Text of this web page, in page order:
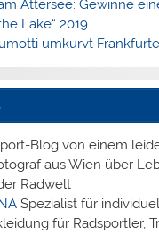
Attersee: Gewinne
Lake“ 2019
umkurvt
Blog von einem
aus Wien über
Radwelt
Spezialist für
für Radsportler,